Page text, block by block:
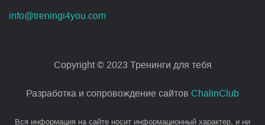
info@treningi4you.com
Copyright © 2023 Тренинги для тебя
Разработка и сопровождение сайтов ChalinClub
Вся информация на сайте носит информационный характер, и ни